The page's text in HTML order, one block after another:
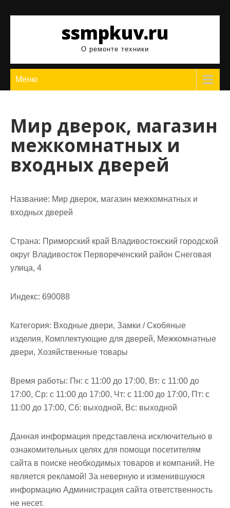
ssmpkuv.ru
О ремонте техники
Меню
Мир дверок, магазин
межкомнатных и
входных дверей
Название: Мир дверок, магазин межкомнатных и
входных дверей
Страна: Приморский край Владивостокский городской
округ Владивосток Первореченский район Снеговая
улица, 4
Индекс: 690088
Категория: Входные двери, Замки / Скобяные
изделия, Комплектующие для дверей, Межкомнатные
двери, Хозяйственные товары
Время работы: Пн: с 11:00 до 17:00, Вт: с 11:00 до
17:00, Ср: с 11:00 до 17:00, Чт: с 11:00 до 17:00, Пт: с
11:00 до 17:00, Сб: выходной, Вс: выходной
Данная информация представлена исключительно в
ознакомительных целях для помощи посетителям
сайта в поиске необходимых товаров и компаний. Не
является рекламой! За неверную и изменившуюся
информацию Администрация сайта ответственность
не несет.